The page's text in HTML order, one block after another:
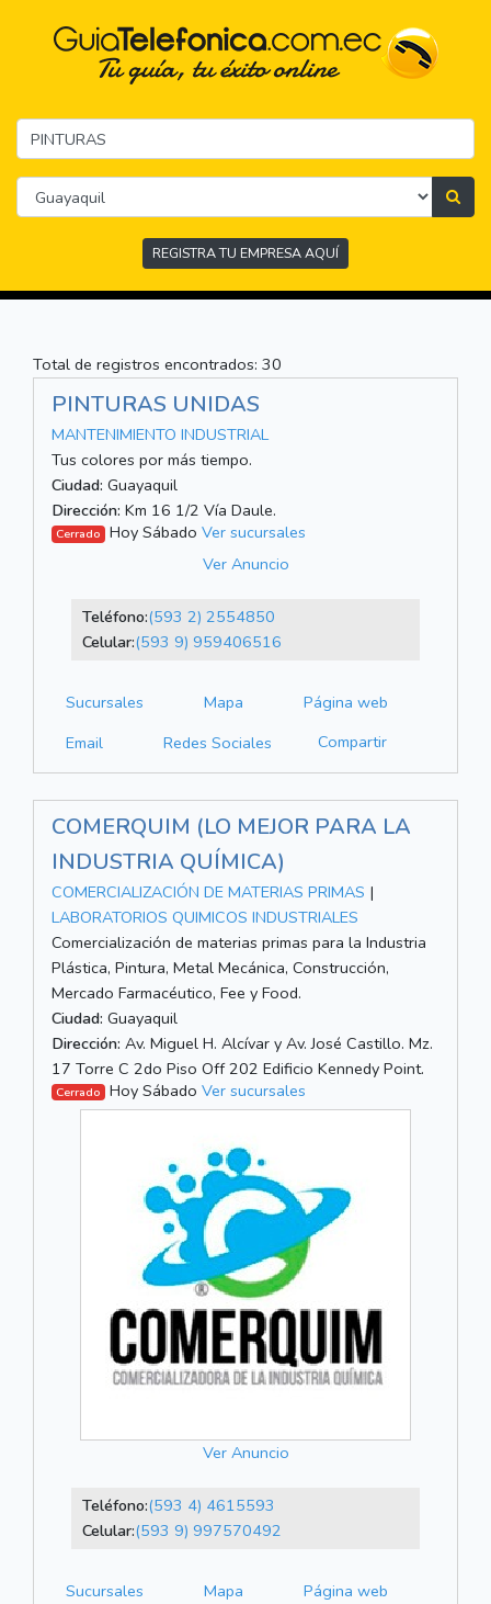
REGISTRA TU EMPRESA AQUÍ
Total de registros encontrados: 30
PINTURAS UNIDAS
MANTENIMIENTO INDUSTRIAL
Tus colores por más tiempo.
Ciudad: Guayaquil
Dirección: Km 16 1/2 Vía Daule.
Cerrado Hoy Sábado Ver sucursales
Ver Anuncio
Teléfono:(593 2) 2554850
Celular:(593 9) 959406516
Sucursales Mapa
Página web
Email
Redes Sociales Compartir
COMERQUIM (LO MEJOR PARA LA
INDUSTRIA QUÍMICA)
COMERCIALIZACIÓN DE MATERIAS PRIMAS |
LABORATORIOS QUIMICOS INDUSTRIALES
Comercialización de materias primas para la Industria
Plástica, Pintura, Metal Mecánica, Construcción,
Mercado Farmacéutico, Fee y Food.
Ciudad: Guayaquil
Dirección: Av. Miguel H. Alcívar y Av. José Castillo. Mz.
17 Torre C 2do Piso Off 202 Edificio Kennedy Point.
Cerrado Hoy Sábado Ver sucursales
Ver Anuncio
Teléfono:(593 4) 4615593
Celular:(593 9) 997570492
Sucursales Mapa
Página web